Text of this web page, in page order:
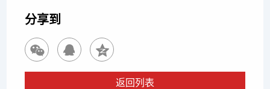
分享到
返回列表